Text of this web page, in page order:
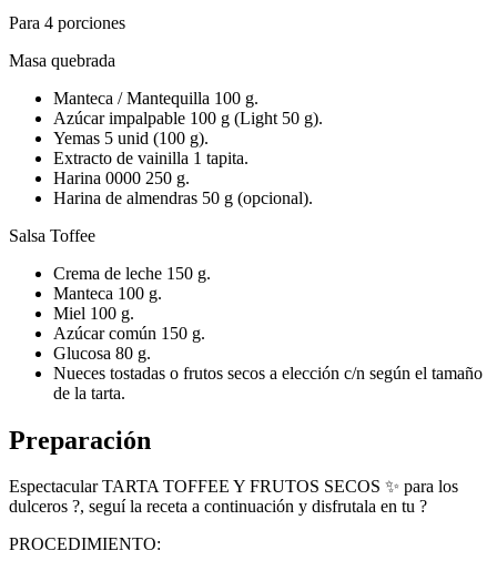
Para 4 porciones
Masa quebrada
Manteca / Mantequilla 100 g.
Azúcar impalpable 100 g (Light 50 g).
Yemas 5 unid (100 g).
Extracto de vainilla 1 tapita.
Harina 0000 250 g.
Harina de almendras 50 g (opcional).
Salsa Toffee
Crema de leche 150 g.
Manteca 100 g.
Miel 100 g.
Azúcar común 150 g.
Glucosa 80 g.
Nueces tostadas o frutos secos a elección c/n según el tamaño
de la tarta.
Preparación
Espectacular TARTA TOFFEE Y FRUTOS SECOS ✨ para los
dulceros ?, seguí la receta a continuación y disfrutala en tu ?️
PROCEDIMIENTO: